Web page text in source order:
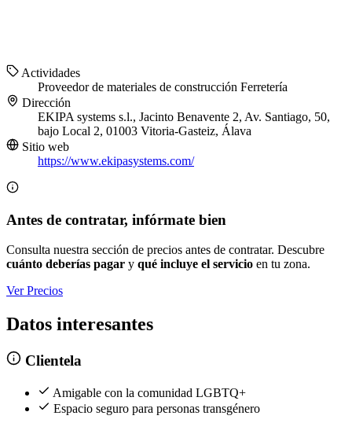
Actividades
Proveedor de materiales de construcción Ferretería
Dirección
EKIPA systems s.l., Jacinto Benavente 2, Av. Santiago, 50,
bajo Local 2, 01003 Vitoria-Gasteiz, Álava
Sitio web
https://www.ekipasystems.com/
Antes de contratar, infórmate bien
Consulta nuestra sección de precios antes de contratar. Descubre
cuánto deberías pagar y qué incluye el servicio en tu zona.
Ver Precios
Datos interesantes
Clientela
Amigable con la comunidad LGBTQ+
Espacio seguro para personas transgénero